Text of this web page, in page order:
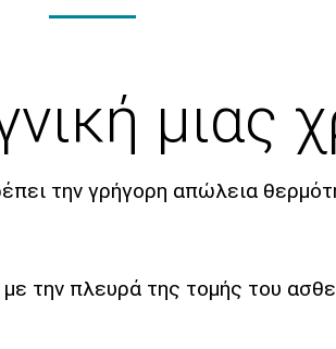
μιας
την γρήγορη απώλεια
την πλευρά της τομής του